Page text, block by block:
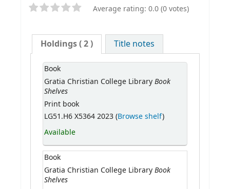
Average rating: 0.0 (0 votes)
Holdings( 2 ) Title notes
Book
Gratia Christian College Library Book
Shelves
Print book
LG51.H6 X5364 2023 (Browse shelf)
Available
Book
Gratia Christian College Library Book
Shelves